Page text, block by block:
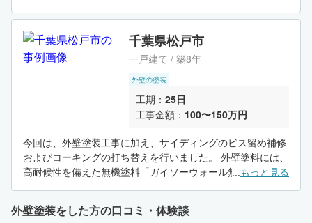
て、最適な材料を今回は選択いたしました。
千葉県松戸市
一戸建て / 築8年
外壁の塗装
工期： 25日
工事金額： 100〜150万円
今回は、外壁塗装工事に加え、サイディングのビス留め補修
およびコーキングの打ち替えを行いました。 外壁塗料には、
高耐候性を備えた無機塗料「ガイソーウォール無機ACE」を
...もっと見る
外壁塗装をした方の口コミ・体験談